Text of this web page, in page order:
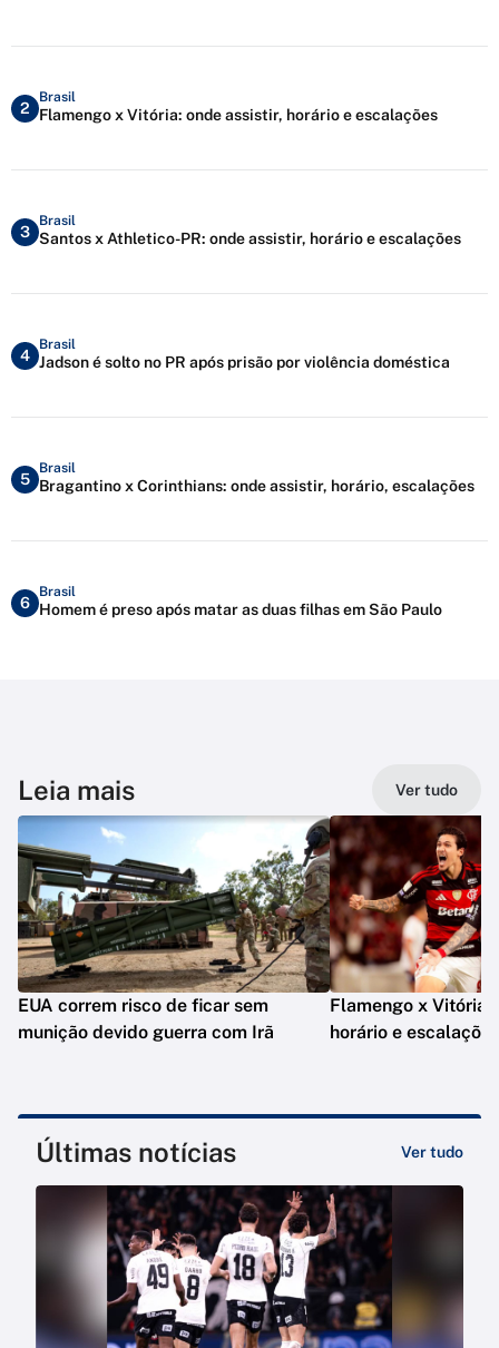
2
Brasil
Flamengo x Vitória: onde assistir, horário e escalações
3
Brasil
Santos x Athletico-PR: onde assistir, horário e escalações
4
Brasil
Jadson é solto no PR após prisão por violência doméstica
5
Brasil
Bragantino x Corinthians: onde assistir, horário, escalações
6
Brasil
Homem é preso após matar as duas filhas em São Paulo
Leia mais Ver tudo
EUA correm risco de ficar sem
munição devido guerra com Irã
Flamengo x Vitória:
horário e escalações
Últimas notícias Ver tudo